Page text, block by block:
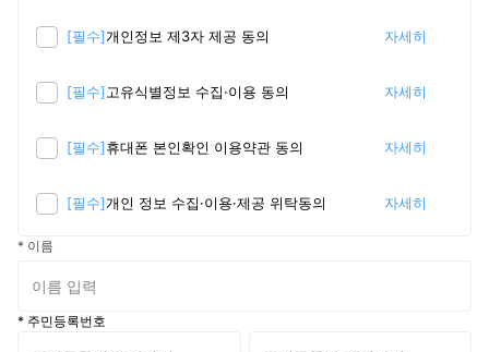
[필수]개인정보 제3자 제공 동의 자세히
[필수]고유식별정보 수집·이용 동의 자세히
[필수]휴대폰 본인확인 이용약관 동의 자세히
[필수]개인 정보 수집·이용·제공 위탁동의 자세히
* 이름
* 주민등록번호